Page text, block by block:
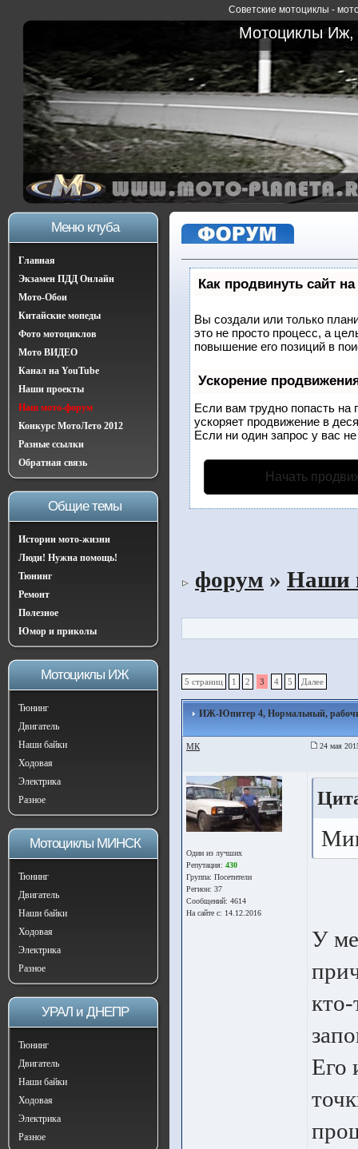
Советские мотоциклы -
Мотоциклы Иж,
Меню клуба
Главная
Экзамен ПДД Онлайн
Мото-Обои
Китайские мопеды
Фото мотоциклов
Мото ВИДЕО
Канал на YouTube
Наши проекты
Наш мото-форум
Конкурс МотоЛето 2012
Разные ссылки
Обратная связь
Общие темы
Истории мото-жизни
Люди! Нужна помощь!
Тюнинг
Ремонт
Полезное
Юмор и приколы
Мотоциклы ИЖ
Тюнинг
Двигатель
Наши байки
Ходовая
Электрика
Разное
Мотоциклы МИНСК
Тюнинг
Двигатель
Наши байки
Ходовая
Электрика
Разное
УРАЛ и ДНЕПР
Тюнинг
Двигатель
Наши байки
Ходовая
Электрика
Разное
Как продвинуть сайт
Вы создали или только
это не просто процесс, а
повышение его позиций в
Ускорение
Если вам трудно попасть на
ускоряет продвижение в
Если ни один запрос у вас
Начать
форум » Наши
5 страниц 1 2 3 4 5 Далее
ИЖ-Юпитер 4, Нормальный,
МК 24 мая
Один из лучших
Репутация: 430
Группа: Посетители
Регион: 37
Сообщений: 4614
На сайте с: 14.12.2016
У
Его